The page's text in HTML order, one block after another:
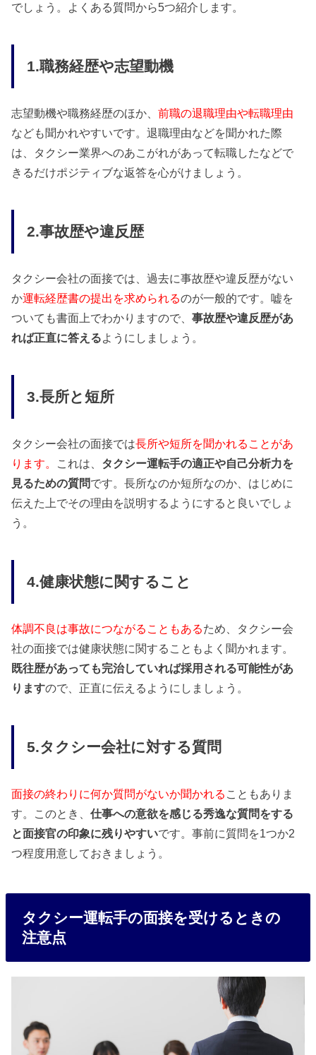
でしょう。よくある質問から5つ紹介します。
1.職務経歴や志望動機
志望動機や職務経歴のほか、前職の退職理由や転職理由
なども聞かれやすいです。退職理由などを聞かれた際
は、タクシー業界へのあこがれがあって転職したなどで
きるだけポジティブな返答を心がけましょう。
2.事故歴や違反歴
タクシー会社の面接では、過去に事故歴や違反歴がない
か運転経歴書の提出を求められるのが一般的です。嘘を
ついても書面上でわかりますので、事故歴や違反歴があ
れば正直に答えるようにしましょう。
3.長所と短所
タクシー会社の面接では長所や短所を聞かれることがあ
ります。 これは、 タクシー運転手の適正や自己分析力を
見るための質問です。長所なのか短所なのか、はじめに
伝えた上でその理由を説明するようにすると良いでしょ
う。
4.健康状態に関すること
体調不良は事故につながることもあるため、タクシー会
社の面接では健康状態に関することもよく聞かれます。
既往歴があっても完治していれば採用される可能性があ
りますので、正直に伝えるようにしましょう。
5.タクシー会社に対する質問
面接の終わりに何か質問がないか聞かれる こともありま
す。このとき、仕事への意欲を感じる秀逸な質問をする
と面接官の印象に残りやすいです。事前に質問を1つか2
つ程度用意しておきましょう。
タクシー運転手の面接を受けるときの
注意点